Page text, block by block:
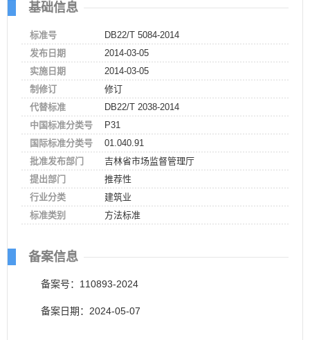
基础信息
标准号
DB22/T 5084-2014
发布日期
2014-03-05
实施日期
2014-03-05
制修订
修订
代替标准
DB22/T 2038-2014
中国标准分类号
P31
国际标准分类号
01.040.91
批准发布部门
吉林省市场监督管理厅
提出部门
推荐性
行业分类
建筑业
标准类别
方法标准
备案信息
备案号：110893-2024
备案日期：2024-05-07